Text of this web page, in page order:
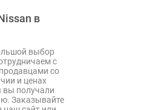
в
выбор
с
со
и ценах
вы получали
Заказывайте